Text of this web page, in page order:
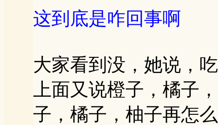
这到底是咋回事啊
大家看到没，她说，
上面又说橙子，橘子
子，橘子，柚子再怎